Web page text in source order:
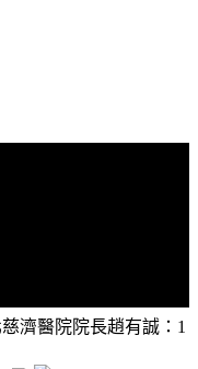
濟醫院院長趙有誠：1